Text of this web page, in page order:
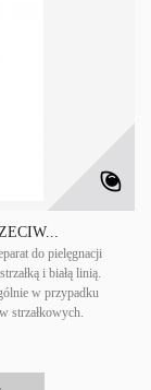
do pielęgnacji
i białą linią.
w przypadku
strzałkowych.